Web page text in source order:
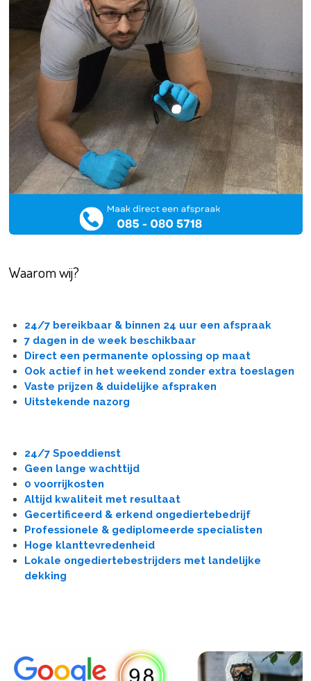
Waarom wij?
24/7 bereikbaar & binnen 24 uur een afspraak
7 dagen in de week beschikbaar
Direct een permanente oplossing op maat
Ook actief in het weekend zonder extra toeslagen
Vaste prijzen & duidelijke afspraken
Uitstekende nazorg
24/7 Spoeddienst
Geen lange wachttijd
0 voorrijkosten
Altijd kwaliteit met resultaat
Gecertificeerd & erkend ongediertebedrijf
Professionele & gediplomeerde specialisten
Hoge klanttevredenheid
Lokale ongediertebestrijders met landelijke
dekking